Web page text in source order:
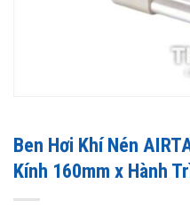
Ben Hơi Khí Nén
Kính 160mm x Hành